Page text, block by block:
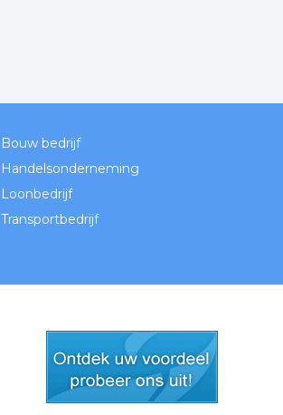
Bouw bedrijf
Handelsonderneming
Loonbedrijf
Transportbedrijf